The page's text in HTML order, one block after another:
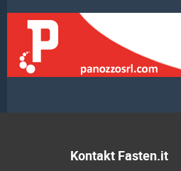
Kontakt Fasten.it